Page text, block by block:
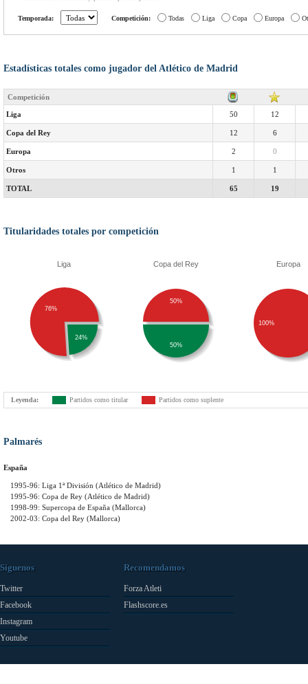
Temporada: Competición: Todas Liga Copa Europa
Estadísticas totales como jugador del Atlético de Madrid
Competición
Liga 50 12
Copa del Rey 12 6
Europa 2 0
Otros 1 1
TOTAL 65 19
Titularidades totales por competición
Liga
24%
76%
Copa del Rey
50%
50%
Europa
100%
Leyenda: Partidos como titular Partidos como suplente
Palmarés
España
1995-96: Liga 1ª División (Atlético de Madrid)
1995-96: Copa de Rey (Atlético de Madrid)
1998-99: Supercopa de España (Mallorca)
2002-03: Copa del Rey (Mallorca)
Síguenos
Twitter
Facebook
Instagram
Youtube
Recomendamos
Forza Atleti
Flashscore.es